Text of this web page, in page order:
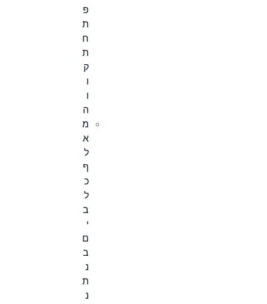
פ
ת
ח
ת
ק
ו
ו
ה
מ
א
ל
ף
כ
ל
ב
י
ם
ב
נ
ת
נ